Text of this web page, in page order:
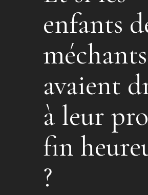
enfants
méchants
avaient
à leur
fin
?